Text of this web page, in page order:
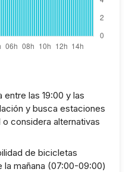
las 19:00 y las
y busca estaciones
considera alternativas
de bicicletas
la mañana (07:00-09:00)